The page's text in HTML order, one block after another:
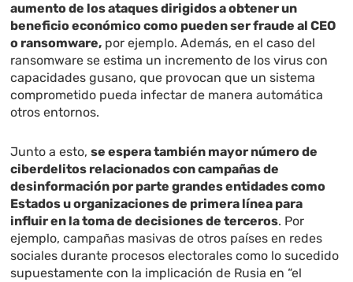
aumento de los ataques dirigidos a obtener un
beneficio económico como pueden ser fraude al CEO
o ransomware, por ejemplo. Además, en el caso del
ransomware se estima un incremento de los virus con
capacidades gusano, que provocan que un sistema
comprometido pueda infectar de manera automática
otros entornos.
Junto a esto,se espera también mayor número de
ciberdelitos relacionados con campañas de
desinformación por parte grandes entidades como
Estados u organizaciones de primera línea para
influir en la toma de decisiones de terceros. Por
ejemplo, campañas masivas de otros países en redes
sociales durante procesos electorales como lo sucedido
supuestamente con la implicación de Rusia en “el